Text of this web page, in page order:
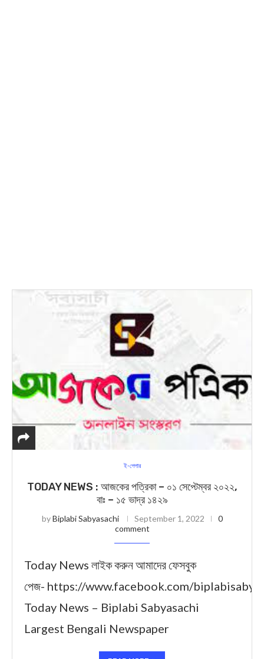
ই-পেপার
TODAY NEWS : আজকের পত্রিকা – ০১ সেপ্টেম্বর ২০২২,
বাঃ – ১৫ ভাদ্র ১৪২৯
byBiplabi Sabyasachi September 1, 2022
0
comment
Today News লাইক করুন আমাদের ফেসবুক
পেজ- https://www.facebook.com/
Today News – Biplabi Sabyasachi
Largest Bengali Newspaper